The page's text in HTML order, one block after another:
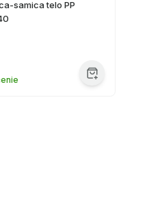
samica telo PP